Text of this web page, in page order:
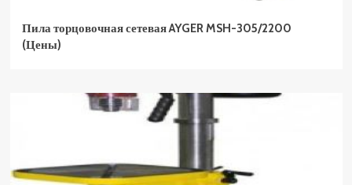
Пила торцовочная сетевая AYGER MSH-305/2200
(Цены)